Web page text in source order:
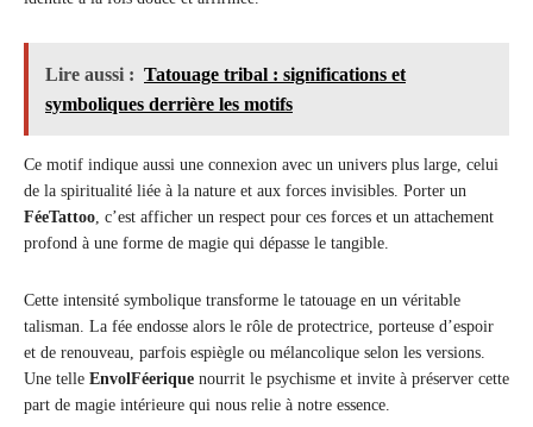
Lire aussi : Tatouage tribal : significations et
symboliques derrière les motifs
Ce motif indique aussi une connexion avec un univers plus large, celui
de la spiritualité liée à la nature et aux forces invisibles. Porter un
FéeTattoo, c’est afficher un respect pour ces forces et un attachement
profond à une forme de magie qui dépasse le tangible.
Cette intensité symbolique transforme le tatouage en un véritable
talisman. La fée endosse alors le rôle de protectrice, porteuse d’espoir
et de renouveau, parfois espiègle ou mélancolique selon les versions.
Une telle EnvolFéerique nourrit le psychisme et invite à préserver cette
part de magie intérieure qui nous relie à notre essence.